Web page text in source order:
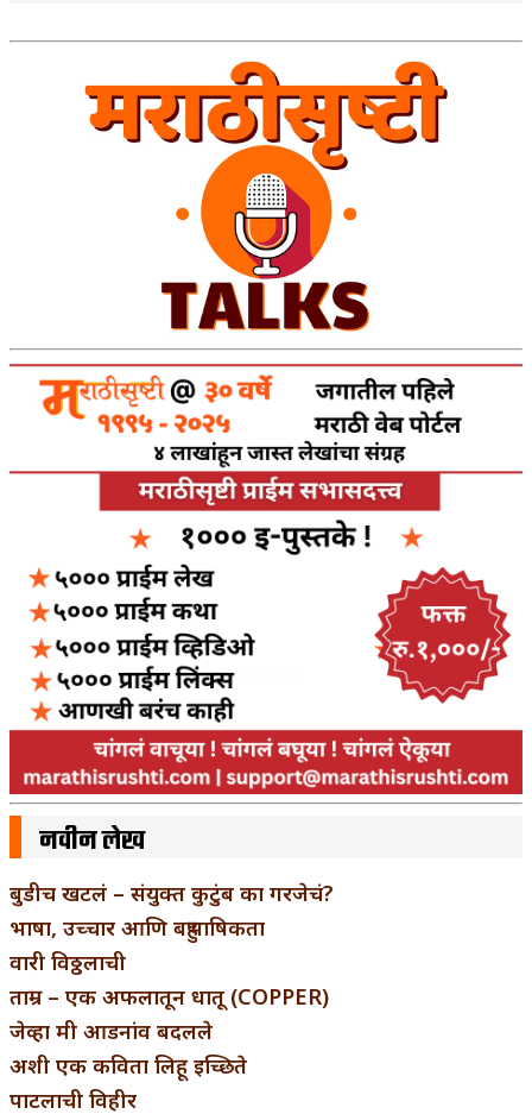
नवीन लेख
बुडीच खटलं – संयुक्त कुटुंब का गरजेचं?
भाषा, उच्चार आणि बहुभाषिकता
वारी विठ्ठलाची
ताम्र – एक अफलातून धातू (COPPER)
जेव्हा मी आडनांव बदलले
अशी एक कविता लिहू इच्छिते
पाटलाची विहीर